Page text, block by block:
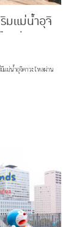
มแม่น้ำอุจิ
ประมง
ม่น้ำอุจิคาวะไหลผ่าน